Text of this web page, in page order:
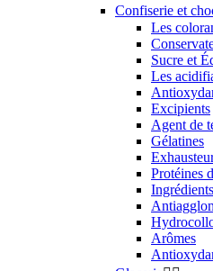
Confiserie et
Les
Sucre et
Les
Excipients
Agent de
Gélatines
Protéines
Ingrédients
Arômes